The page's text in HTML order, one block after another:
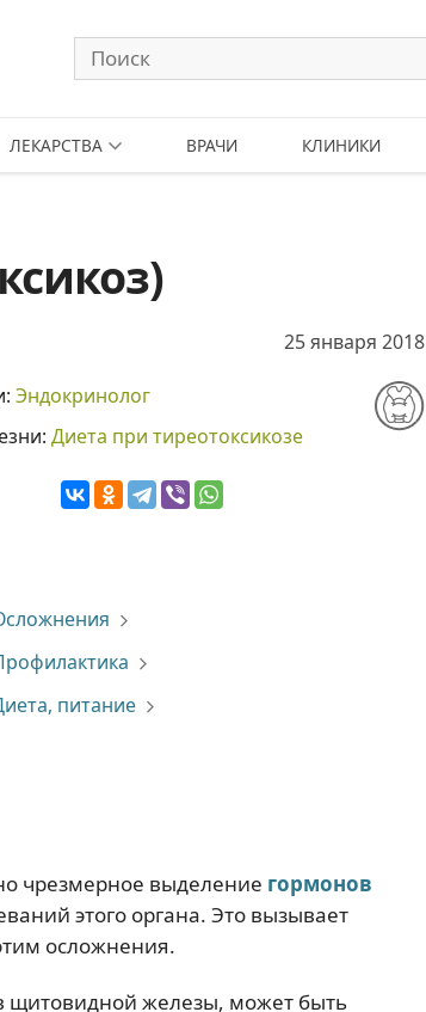
ЛЕКАРСТВА ВРАЧИ КЛИНИКИ
25 января 2018
Эндокринолог
Диета при тиреотоксикозе
питание
чрезмерное выделение гормонов
этого органа. Это вызывает
осложнения.
щитовидной железы, может быть